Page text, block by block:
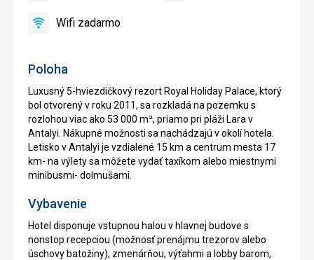
Poloha
Luxusný 5-hviezdičkový rezort Royal Holiday Palace, ktorý
bol otvorený v roku 2011, sa rozkladá na pozemku s
rozlohou viac ako 53 000 m², priamo pri pláži Lara v
Antalyi. Nákupné možnosti sa nachádzajú v okolí hotela.
Letisko v Antalyi je vzdialené 15 km a centrum mesta 17
km- na výlety sa môžete vydať taxíkom alebo miestnymi
minibusmi- dolmušami.
Vybavenie
Hotel disponuje vstupnou halou v hlavnej budove s
nonstop recepciou (možnosť prenájmu trezorov alebo
úschovy batožiny), zmenárňou, výťahmi a lobby barom,
Wifi
Wifi zadarmo
áno